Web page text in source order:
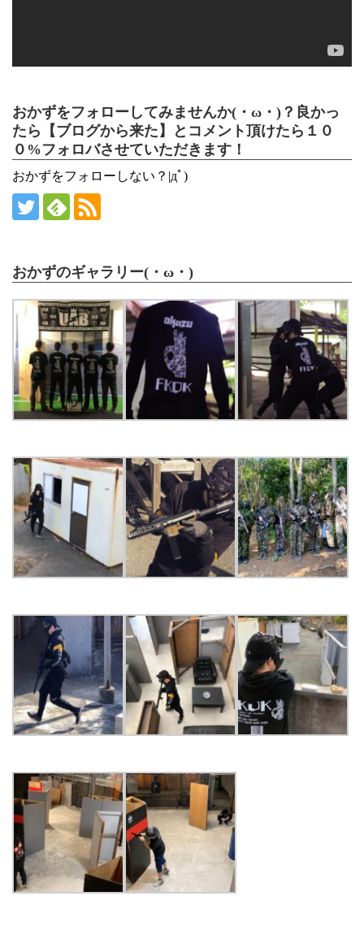
おかずをフォローしてみませんか(・ω・)？良かっ
たら【ブログから来た】とコメント頂けたら１０
０%フォロバさせていただきます！
おかずをフォローしない？|дﾟ)
おかずのギャラリー(・ω・)